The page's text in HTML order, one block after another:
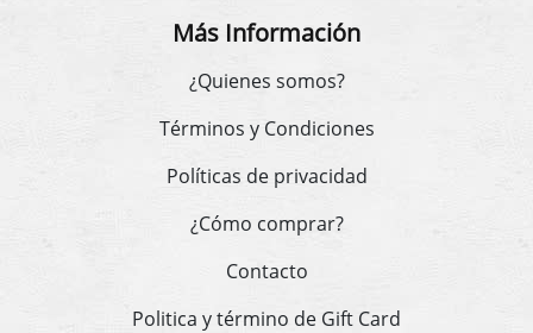
Más Información
¿Quienes somos?
Términos y Condiciones
Políticas de privacidad
¿Cómo comprar?
Contacto
Politica y término de Gift Card